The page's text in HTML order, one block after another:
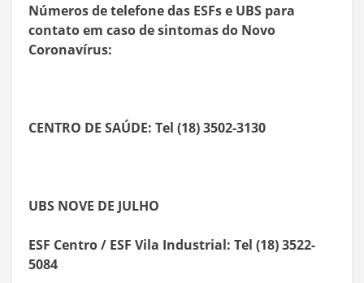
Números de telefone das ESFs e UBS para
contato em caso de sintomas do Novo
Coronavírus:
CENTRO DE SAÚDE: Tel (18) 3502-3130
UBS NOVE DE JULHO
ESF Centro / ESF Vila Industrial: Tel (18) 3522-
5084